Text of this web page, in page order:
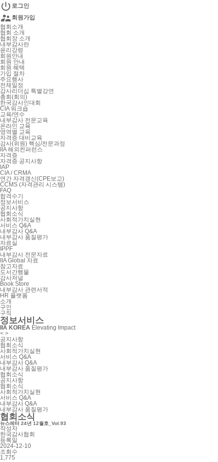
 로그인
 회원가입
협회소개
협회 소개
협회장 소개
내부감사란
윤리강령
회원안내
회원 안내
회원 혜택
가입 절차
주요행사
전체일정
감사리더십 특별강연
총회(회의)
한국감사인대회
CIA 워크숍
교육/연수
내부감사 전문교육
온라인 교육
영역별 교육
자격증 대비교육
감사(위원) 핵심/전문과정
IIA 해외컨퍼런스
자격증
자격증 공지사항
IAP
CIA / CRMA
연간 자격갱신(CPE보고)
CCMS (자격관리 시스템)
FAQ
합격수기
정보서비스
공지사항
협회소식
사회적가치실현
서비스 Q&A
내부감사 Q&A
내부감사 품질평가
자료실
IPPF
내부감사 전문자료
IIA Global 자료
참고자료
도서간행물
감사저널
Book Store
내부감사 관련서적
HR 플랫폼
소개
구인
구직
정보서비스
IIA KOREA Elevating Impact
< >
공지사항
협회소식
사회적가치실현
서비스 Q&A
내부감사 Q&A
내부감사 품질평가
협회소식
공지사항
협회소식
사회적가치실현
서비스 Q&A
내부감사 Q&A
내부감사 품질평가
협회소식
뉴스레터 24년 12월호_Vol.93
작성자
한국감사협회
등록일
2024-12-10
조회수
1,775